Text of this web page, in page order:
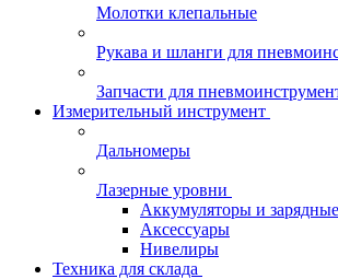
Молотки клепальные
Рукава и шланги для
Запчасти для
Измерительный инструмент
Дальномеры
Лазерные уровни
Аккумуляторы и
Аксессуары
Нивелиры
Техника для склада